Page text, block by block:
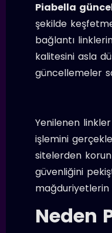
Piabella
şekilde
bağlantı
kalitesini asla
güncellemeler
Yenilenen
işlemini
sitelerden
güvenliğini
mağduriyetlerin
Neden